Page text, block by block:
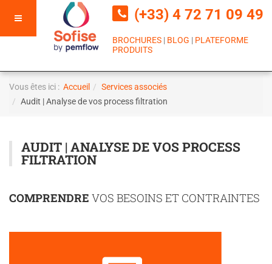
(+33) 4 72 71 09 49
BROCHURES | BLOG | PLATEFORME
PRODUITS
Vous êtes ici : Accueil
Services associés
Audit | Analyse de vos process filtration
AUDIT | ANALYSE DE VOS PROCESS
FILTRATION
COMPRENDRE VOS BESOINS ET CONTRAINTES